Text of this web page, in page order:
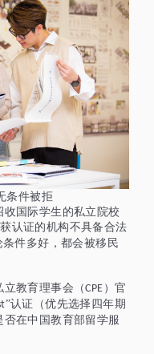
条件被拒
国际学生的私立院校
认证的机构不具备合法
件多好，都会被移民
立教育理事会（CPE ）官
”认证（优先选择四年期
在中国教育部留学服